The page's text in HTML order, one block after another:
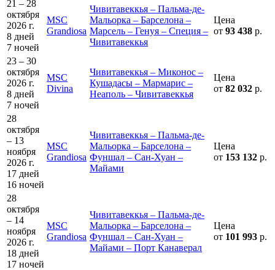
21 – 28
октября
2026 г.
8 дней
7 ночей
MSC
Grandiosa
Чивитавеккья – Пальма-де-
Мальорка – Барселона –
Марсель – Генуя – Специя –
Чивитавеккья
Цена
от 93 438 р.
23 – 30
октября
2026 г.
8 дней
7 ночей
MSC
Divina
Чивитавеккья – Миконос –
Кушадасы – Мармарис –
Неаполь – Чивитавеккья
Цена
от 82 032 р.
28
октября
– 13
ноября
2026 г.
17 дней
16 ночей
MSC
Grandiosa
Чивитавеккья – Пальма-де-
Мальорка – Барселона –
Фуншал – Сан-Хуан –
Майами
Цена
от 153 132 р.
28
октября
– 14
ноября
2026 г.
18 дней
17 ночей
MSC
Grandiosa
Чивитавеккья – Пальма-де-
Мальорка – Барселона –
Фуншал – Сан-Хуан –
Майами – Порт Канаверал
Цена
от 101 993 р.